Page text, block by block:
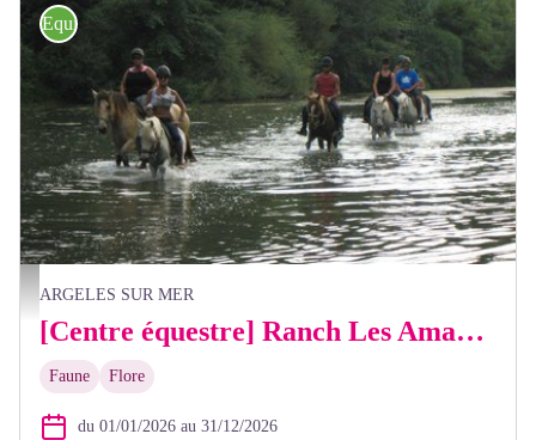
Balade sur le Tech - FB Les Amazones
Equitation
ARGELES SUR MER
[Centre équestre] Ranch Les Amazones
Faune Flore
du 01/01/2026 au 31/12/2026